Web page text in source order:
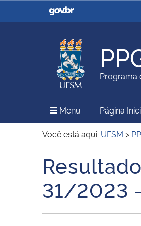
Casa Civil
Ministério da Agricultura,
Pecuária e Abastecimento
Ministério do Meio Ambiente
Secretaria de Governo
Programa
Menu MenuPágina
Você está aqui: UFSM >
Início do conteúdo
31/2023